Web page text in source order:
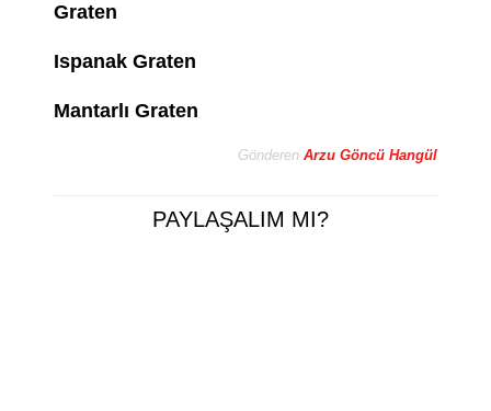
Graten
Ispanak Graten
Mantarlı Graten
Gönderen Arzu Göncü Hangül
PAYLAŞALIM MI?